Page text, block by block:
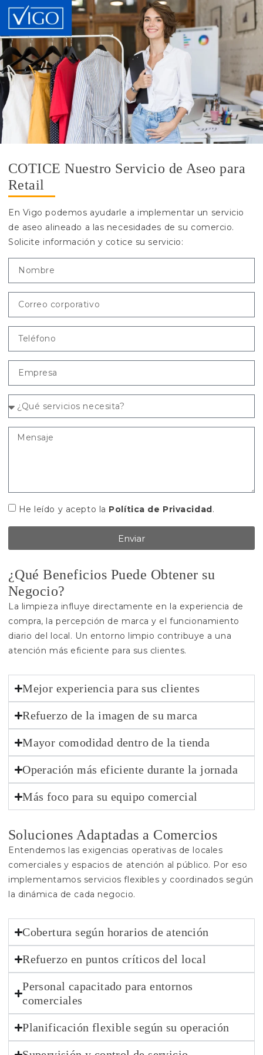
COTICE Nuestro Servicio de Aseo para
Retail
En Vigo podemos ayudarle a implementar un servicio
de aseo alineado a las necesidades de su comercio.
Solicite información y cotice su servicio:
He leído y acepto la Política de Privacidad.
Enviar
¿Qué Beneficios Puede Obtener su
Negocio?
La limpieza influye directamente en la experiencia de
compra, la percepción de marca y el funcionamiento
diario del local. Un entorno limpio contribuye a una
atención más eficiente para sus clientes.
Mejor experiencia para sus clientes
Refuerzo de la imagen de su marca
Mayor comodidad dentro de la tienda
Operación más eficiente durante la jornada
Más foco para su equipo comercial
Soluciones Adaptadas a Comercios
Entendemos las exigencias operativas de locales
comerciales y espacios de atención al público. Por eso
implementamos servicios flexibles y coordinados según
la dinámica de cada negocio.
Cobertura según horarios de atención
Refuerzo en puntos críticos del local
Personal capacitado para entornos
comerciales
Planificación flexible según su operación